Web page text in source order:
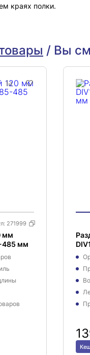
краях полки.
/ Вы
271999
мм
485 мм